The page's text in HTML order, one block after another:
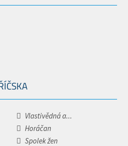
Vlastivědná a...
Horáčan
Spolek žen